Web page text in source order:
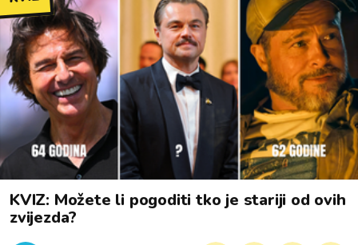
KVIZ: Možete li pogoditi tko je stariji od ovih
zvijezda?